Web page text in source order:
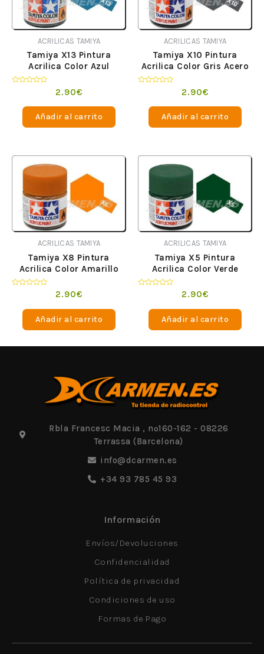
ACRILICAS TAMIYA
Tamiya X13 Pintura
Acrilica Color Azul
Metalizado
2.90€
Añadir al carrito
ACRILICAS TAMIYA
Tamiya X10 Pintura
Acrilica Color Gris Acero
2.90€
Añadir al carrito
ACRILICAS TAMIYA
Tamiya X8 Pintura
Acrilica Color Amarillo
2.90€
Añadir al carrito
ACRILICAS TAMIYA
Tamiya X5 Pintura
Acrilica Color Verde
2.90€
Añadir al carrito
Rbla Francesc Macia , nº160-162 - 08226
Terrassa (Barcelona)
info@dcarmen.es
+34 93 785 45 93
Información
Envíos/Devoluciones
Confidencialidad
Política de privacidad
Condiciones de uso
Formas de Pago